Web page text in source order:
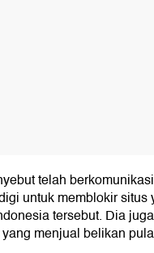
telah
untuk memblokir situs
tersebut. Dia
menjual belikan